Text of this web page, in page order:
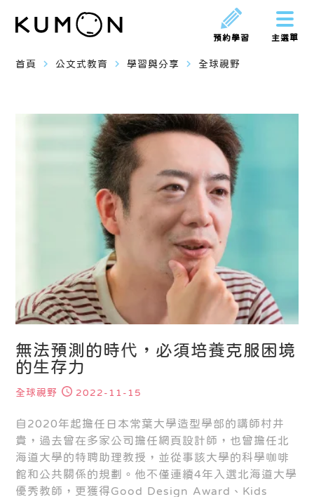
主選單
預約學習
首頁 navigate_next 公文式教育 navigate_next 學習與分享 navigate_next 全球視野
無法預測的時代，必須培養克服困境
的生存力
全球視野 2022-11-15
自2020年起擔任日本常葉大學造型學部的講師村井
貴，過去曾在多家公司擔任網頁設計師，也曾擔任北
海道大學的特聘助理教授，並從事該大學的科學咖啡
館和公共關係的規劃。他不僅連續4年入選北海道大學
優秀教師，更獲得Good Design Award、Kids